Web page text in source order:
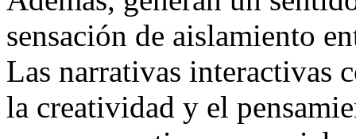
sensación de aislamiento
Las narrativas interactivas
la creatividad y el